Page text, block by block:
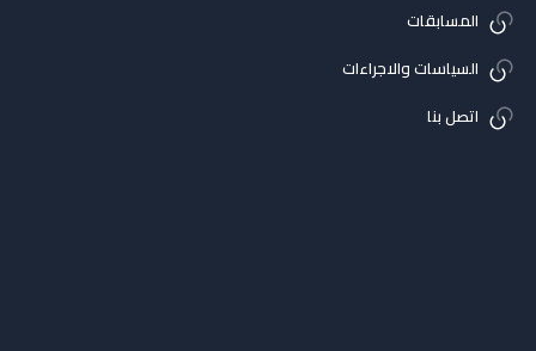
المسابقات
السياسات والاجراءات
اتصل بنا